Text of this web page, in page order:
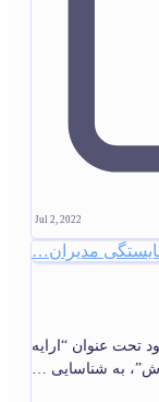
Jul 2, 2022
خود تحت عنوان “ارایه
به شناسایی …